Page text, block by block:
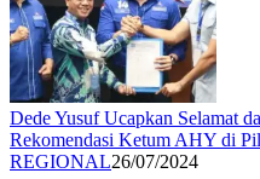
Dede Yusuf Ucapkan Selamat
Rekomendasi Ketum AHY di
REGIONAL26/07/2024